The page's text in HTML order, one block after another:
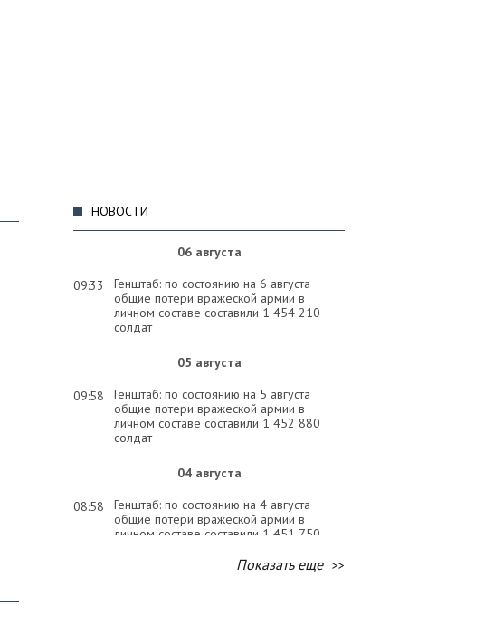
НОВОСТИ
06 августа
09:33
Генштаб: по состоянию на 6 августа
общие потери вражеской армии в
личном составе составили 1 454 210
солдат
05 августа
09:58
Генштаб: по состоянию на 5 августа
общие потери вражеской армии в
личном составе составили 1 452 880
солдат
04 августа
08:58
Генштаб: по состоянию на 4 августа
общие потери вражеской армии в
личном составе составили 1 451 750
Показать еще